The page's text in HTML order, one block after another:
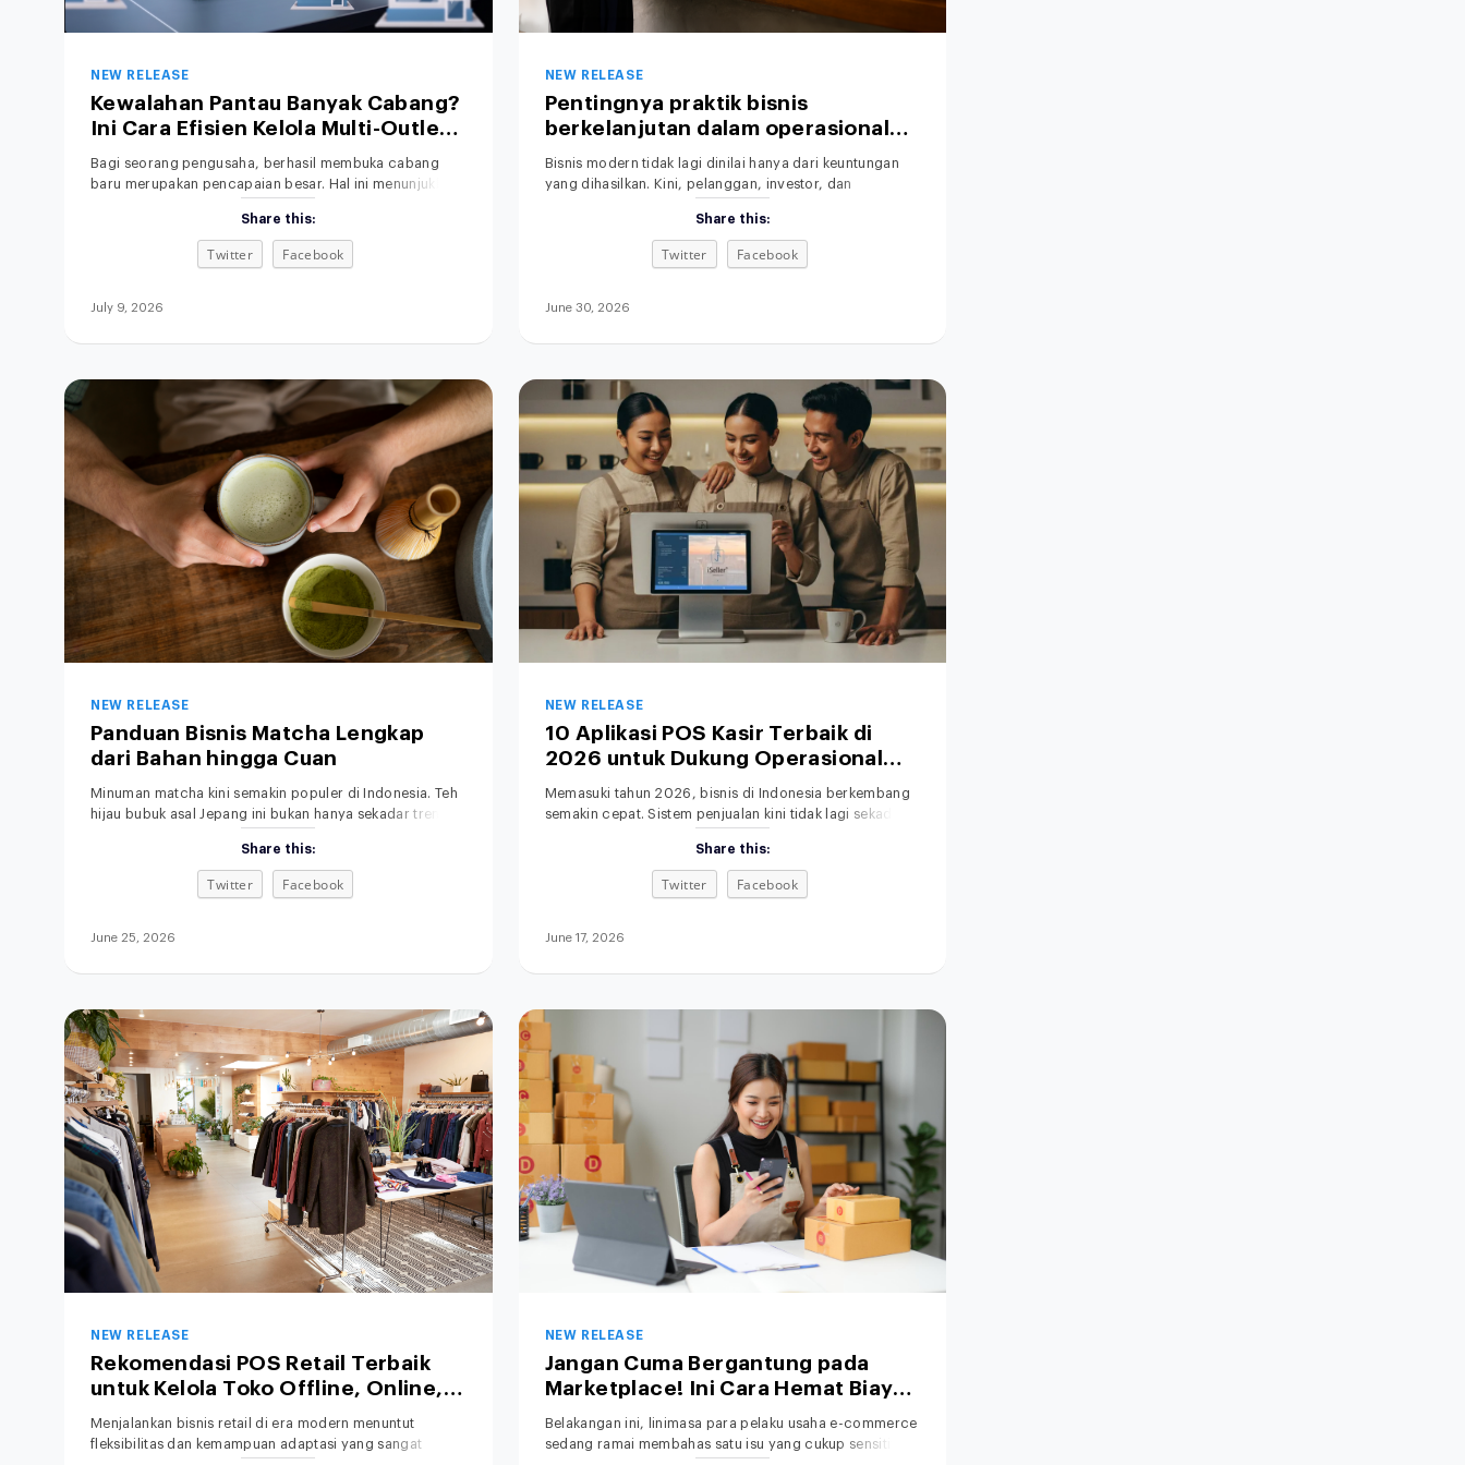
NEW RELEASE
Kewalahan Pantau Banyak Cabang?
Ini Cara Efisien Kelola Multi-Outlet
Lewat Satu Sistem
Bagi seorang pengusaha, berhasil membuka cabang
baru merupakan pencapaian besar. Hal ini menunjukkan
awareness meningkat dan peluang keuntungan semakin
besar. Namun, di balik ekspansi tersebut, ada tantangan
operasional yang tidak bisa diabaikan. Mengelola satu
jika Anda harus memantau banyak
Share this:
Twitter Facebook
July 9, 2026
NEW RELEASE
Pentingnya praktik bisnis
berkelanjutan dalam operasional
perusahaan.
Bisnis modern tidak lagi dinilai hanya dari keuntungan
yang dihasilkan. Kini, pelanggan, investor, dan
terhadap lingkungan. Praktik Bisnis yang Berkelanjutan
menjadi perhatian utama dalam dunia usaha saat ini.
Karena itu, semakin banyak perusahaan mulai
membangun bisnis yang efisien, bertanggung jawab,
Share this:
Twitter Facebook
June 30, 2026
NEW RELEASE
Panduan Bisnis Matcha Lengkap
dari Bahan hingga Cuan
Minuman matcha kini semakin populer di Indonesia. Teh
hijau bubuk asal Jepang ini bukan hanya sekadar tren,
khususnya di kalangan anak muda dan pecinta minuman
sehat. Rasanya yang khas, aromanya yang
menenangkan, serta tampilannya yang estetik membuat
juga simbol gaya
Share this:
Twitter Facebook
June 25, 2026
NEW RELEASE
10 Aplikasi POS Kasir Terbaik di
2026 untuk Dukung Operasional
Bisnis Anda
Memasuki tahun 2026, bisnis di Indonesia berkembang
semakin cepat. Sistem penjualan kini tidak lagi sekadar
Memilih POS terbaik untuk bisnis retail, F&B, fashion,
maupun jasa menjadi langkah penting untuk
meningkatkan efisiensi operasional. Di saat yang sama,
seluruh proses bisnis terintegrasi. Aplikasi kasir modern
Share this:
Twitter Facebook
June 17, 2026
NEW RELEASE
Rekomendasi POS Retail Terbaik
untuk Kelola Toko Offline, Online,
hingga Bisnis Hybrid
Menjalankan bisnis retail di era modern menuntut
fleksibilitas dan kemampuan adaptasi yang sangat
NEW RELEASE
Jangan Cuma Bergantung pada
Marketplace! Ini Cara Hemat Biaya
Operasional Toko Retail Anda
Belakangan ini, linimasa para pelaku usaha e-commerce
sedang ramai membahas satu isu yang cukup sensitif: